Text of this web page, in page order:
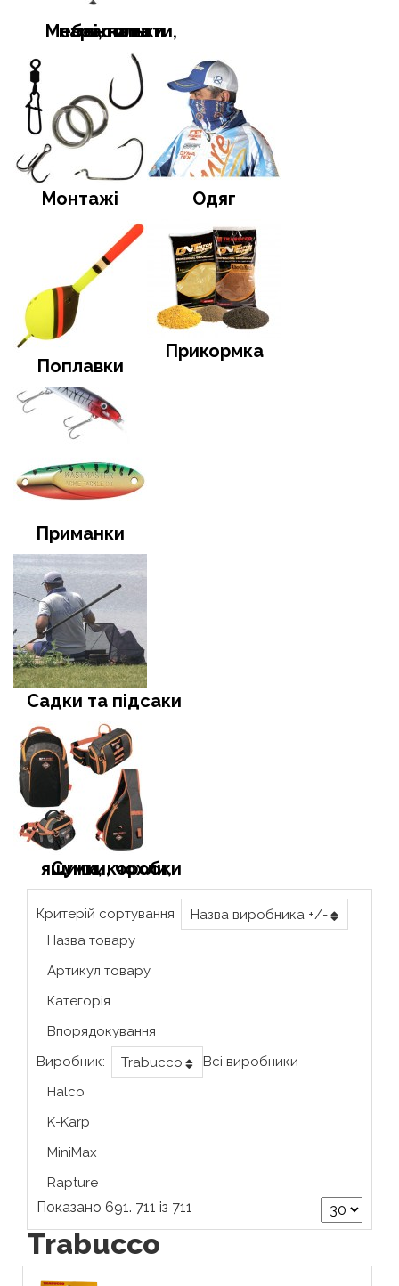
Меблі, намети, тенти та парасольки
Монтажі Одяг
Поплавки
Прикормка
Приманки
Садки та підсаки
Сумки, чохли, ящики, коробки
Критерій сортування
Назва виробника +/-
Назва товару
Артикул товару
Категорія
Впорядокування
Виробник:
Trabucco
Всі виробники
Halco
K-Karp
MiniMax
Rapture
Показано 691. 711 із 711
Trabucco